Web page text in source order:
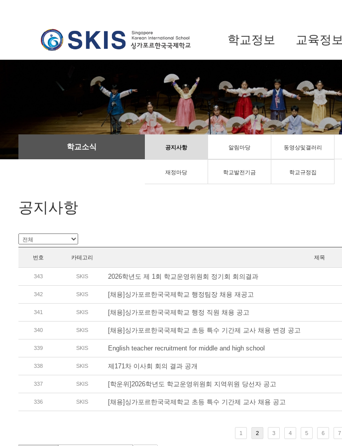
학교정보 교육정보
학교소식 공지사항 알림마당 동영상및갤러리
재정마당 학교발전기금 학교규정집
공지사항
번호 카테고리 제목
343 SKIS 2026학년도 제 1회 학교운영위원회 정기회 회의결과
342 SKIS [채용]싱가포르한국국제학교 행정팀장 채용 재공고
341 SKIS [채용]싱가포르한국국제학교 행정 직원 채용 공고
340 SKIS [채용]싱가포르한국국제학교 초등 특수 기간제 교사 채용 변경 공고
339 SKIS English teacher recruitment for middle and high school
338 SKIS 제171차 이사회 회의 결과 공개
337 SKIS [학운위]2026학년도 학교운영위원회 지역위원 당선자 공고
336 SKIS [채용]싱가포르한국국제학교 초등 특수 기간제 교사 채용 공고
1 2 3 4 5 6 7